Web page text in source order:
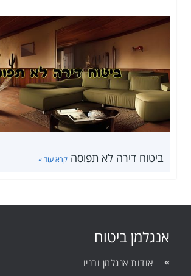
ביטוח דירה לא תפוסה קרא עוד »
אנגלמן ביטוח
אודות אנגלמן ובניו